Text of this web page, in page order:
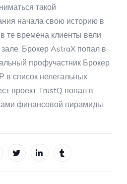
такой
начала свою историю в
те времена клиенты вели
Брокер AstraX попал в
профучастник Брокер
в список нелегальных
проект TrustQ попал в
финансовой пирамиды